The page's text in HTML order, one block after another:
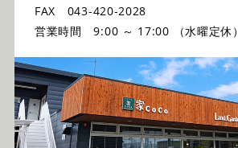
FAX 043-420-2028
営業時間 9:00 ～ 17:00 （水曜定休）